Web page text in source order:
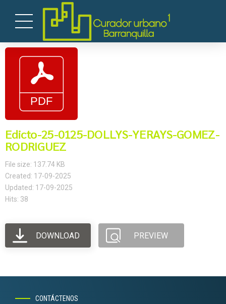
Edicto-25-0125-DOLLYS-YERAYS-GOMEZ-
RODRIGUEZ
File size: 137.74 KB
Created: 17-09-2025
Updated: 17-09-2025
Hits: 38
DOWNLOAD PREVIEW
CONTÁCTENOS